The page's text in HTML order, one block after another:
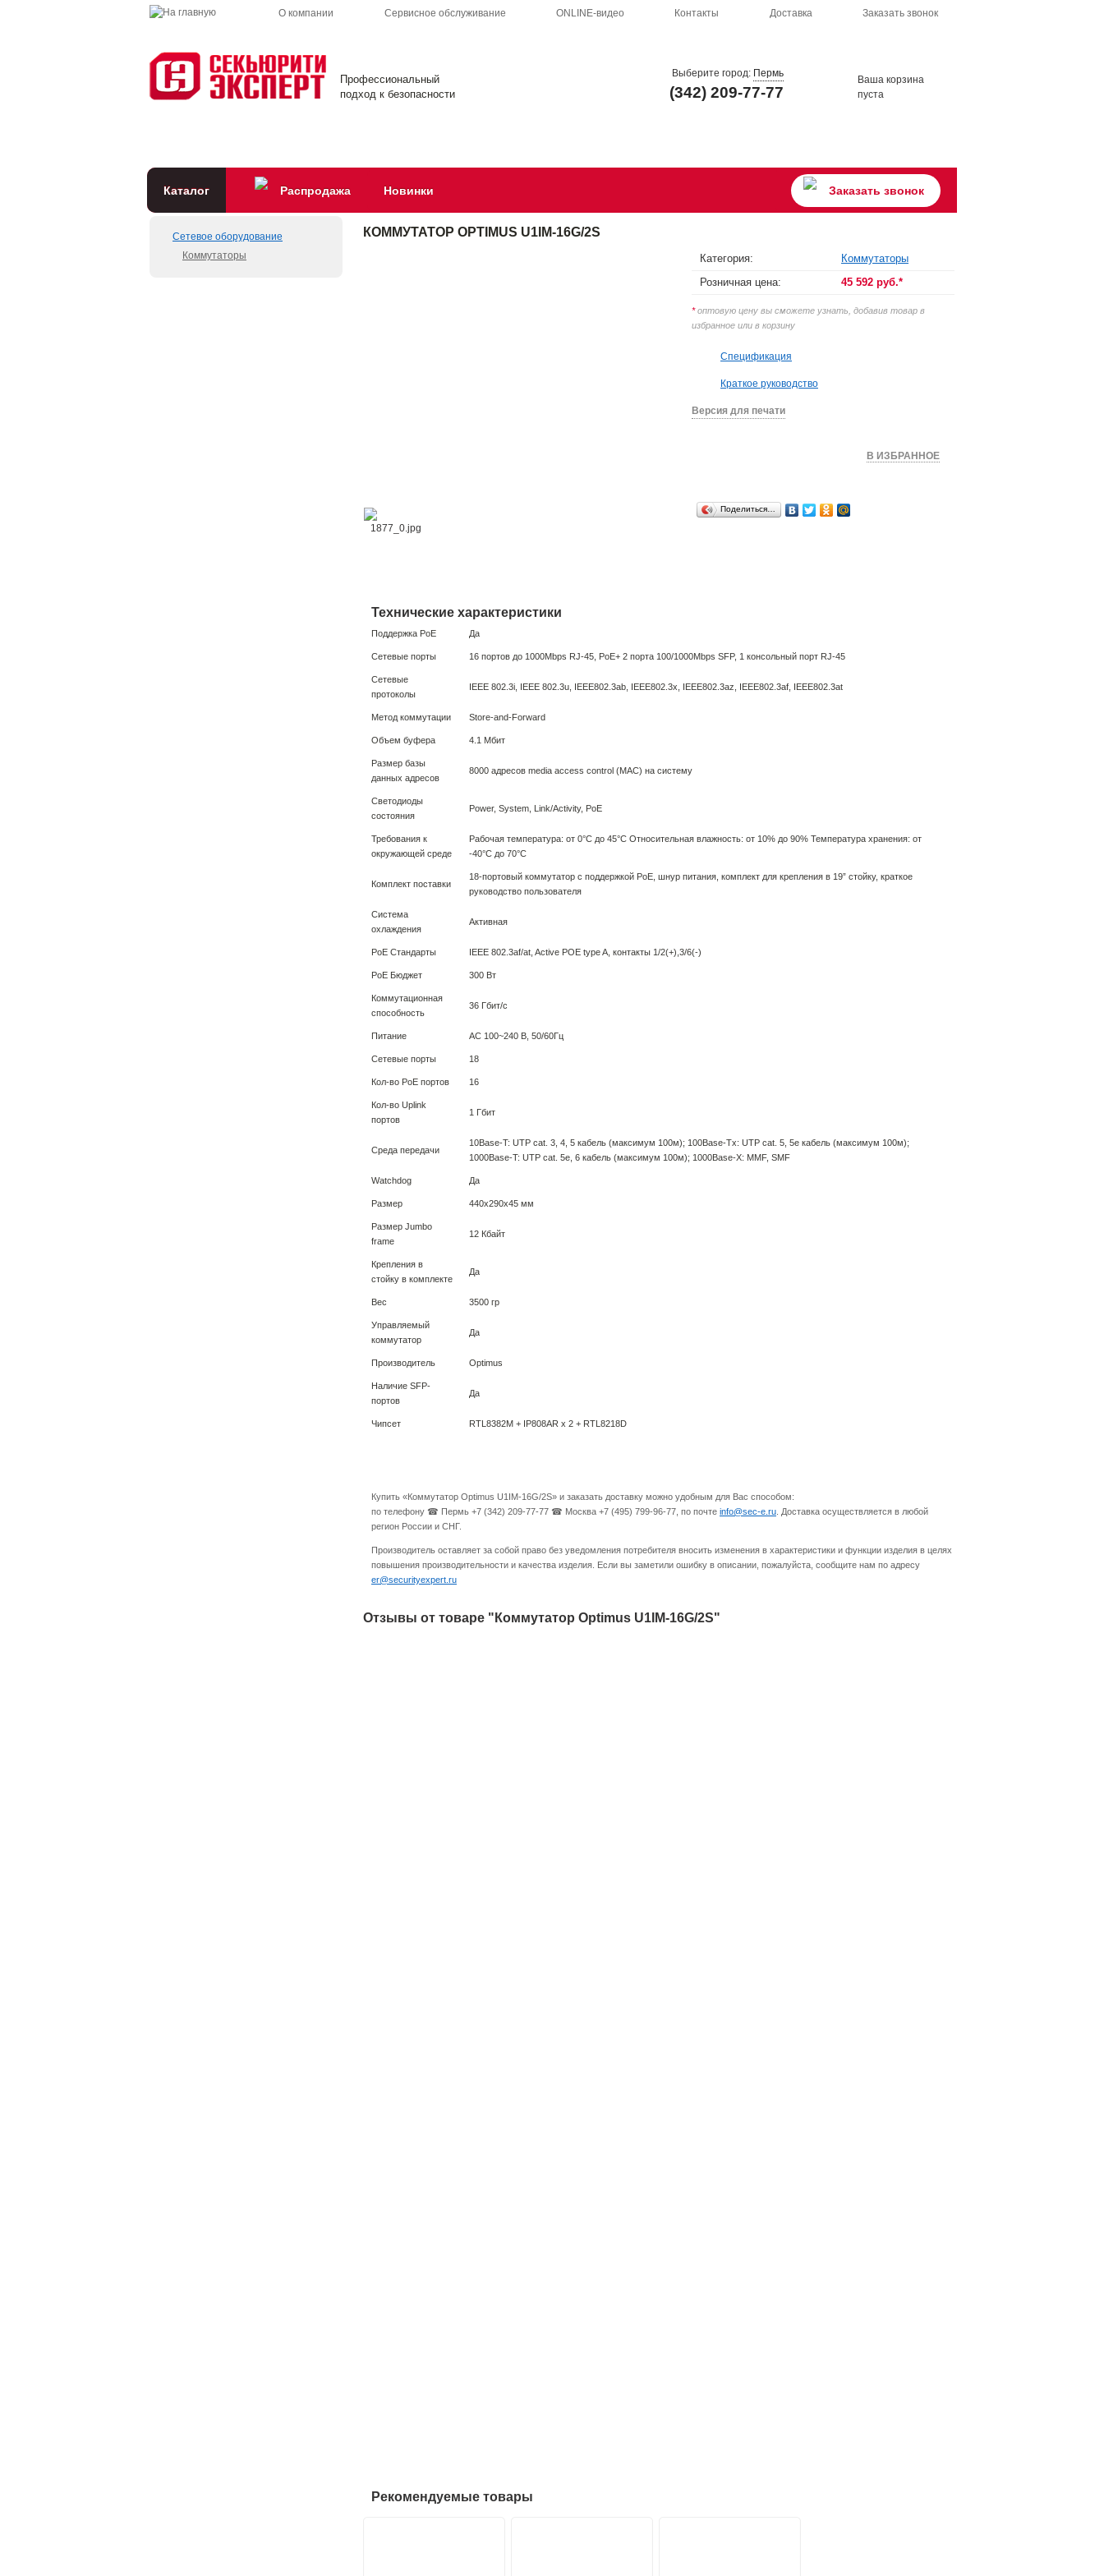
О компании Сервисное обслуживание ONLINE-видео Контакты Доставка Заказать звонок
Профессиональный
подход к безопасности
Выберите город: Пермь
(342) 209-77-77
Ваша корзина
пуста
Каталог Распродажа Новинки Заказать звонок
Сетевое оборудование
Коммутаторы
КОММУТАТОР OPTIMUS U1IM-16G/2S
Категория:
Коммутаторы
Розничная цена:
45 592 руб.*
*оптовую цену вы сможете узнать, добавив товар в
избранное или в корзину
Спецификация
Краткое руководство
Версия для печати
В ИЗБРАННОЕ
Поделиться…
Технические характеристики
Поддержка PoE Да
Сетевые порты 16 портов до 1000Mbps RJ-45, PoE+ 2 порта 100/1000Mbps SFP, 1 консольный порт RJ-45
Сетевые
протоколы
IEEE 802.3i, IEEE 802.3u, IEEE802.3ab, IEEE802.3x, IEEE802.3az, IEEE802.3af, IEEE802.3at
Метод коммутации Store-and-Forward
Объем буфера 4.1 Мбит
Размер базы
данных адресов
8000 адресов media access control (MAC) на систему
Светодиоды
состояния
Power, System, Link/Activity, PoE
Требования к
окружающей среде
Рабочая температура: от 0°C до 45°C Относительная влажность: от 10% до 90% Температура хранения: от
-40°C до 70°C
Комплект поставки
18-портовый коммутатор с поддержкой PoE, шнур питания, комплект для крепления в 19” стойку, краткое
руководство пользователя
Система
охлаждения
Активная
PoE Стандарты IEEE 802.3af/at, Active POE type A, контакты 1/2(+),3/6(-)
PoE Бюджет 300 Вт
Коммутационная
способность
36 Гбит/с
Питание АС 100~240 В, 50/60Гц
Сетевые порты 18
Кол-во PoE портов 16
Кол-во Uplink
портов
1 Гбит
Среда передачи
10Base-T: UTP cat. 3, 4, 5 кабель (максимум 100м); 100Base-Tx: UTP cat. 5, 5e кабель (максимум 100м);
1000Base-T: UTP cat. 5e, 6 кабель (максимум 100м); 1000Base-X: MMF, SMF
Watchdog Да
Размер 440x290x45 мм
Размер Jumbo
frame
12 Кбайт
Крепления в
стойку в комплекте
Да
Вес 3500 гр
Управляемый
коммутатор
Да
Производитель Optimus
Наличие SFP-
портов
Да
Чипсет RTL8382M + IP808AR х 2 + RTL8218D
Купить «Коммутатор Optimus U1IM-16G/2S» и заказать доставку можно удобным для Вас способом:
по телефону ☎ Пермь +7 (342) 209-77-77 ☎ Москва +7 (495) 799-96-77, по почте info@sec-e.ru . Доставка осуществляется в любой
регион России и СНГ.
Производитель оставляет за собой право без уведомления потребителя вносить изменения в характеристики и функции изделия в целях
повышения производительности и качества изделия. Если вы заметили ошибку в описании, пожалуйста, сообщите нам по адресу
er@securityexpert.ru
Отзывы от товаре "Коммутатор Optimus U1IM-16G/2S"
Рекомендуемые товары